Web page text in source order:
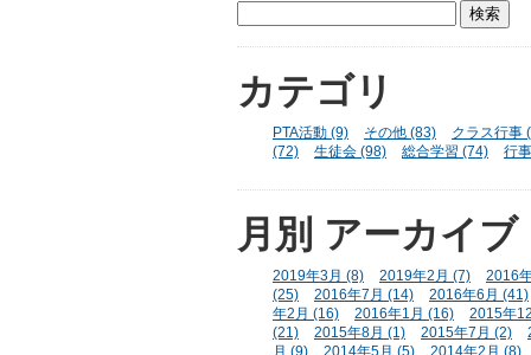
カテゴリ
PTA活動 (9) その他 (83)
クラス行事
(72)
生徒会 (98) 総合学習 (74) 行
月別 アーカイブ
2019年3月 (8) 2019年2月 (7)
2016
(25)
2016年7月 (14)
2016年6月 (41)
年2月 (16)
2016年1月 (16)
2015年
(21)
2015年8月 (1) 2015年7月 (2)
月 (9)
2014年5月 (5)
2014年2月 (8)